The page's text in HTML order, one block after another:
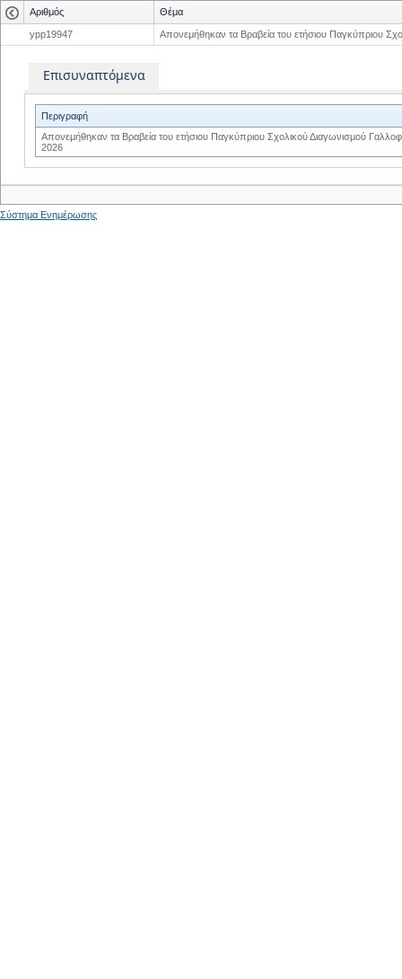
Αριθμός Θέμα
ypp19947 Απονεμήθηκαν τα Βραβεία του ετήσιου Παγκύπριου
Επισυναπτόμενα
Περιγραφή
Απονεμήθηκαν τα Βραβεία του ετήσιου Παγκύπριου Σχολικού Διαγωνισμού
2026
Σύστημα Ενημέρωσης